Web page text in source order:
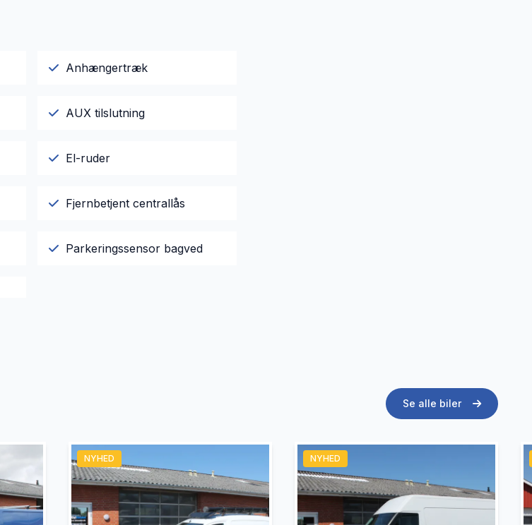
Anhængertræk
AUX tilslutning
El-ruder
Fjernbetjent centrallås
Parkeringssensor bagved
Se alle biler
NYHED NYHED